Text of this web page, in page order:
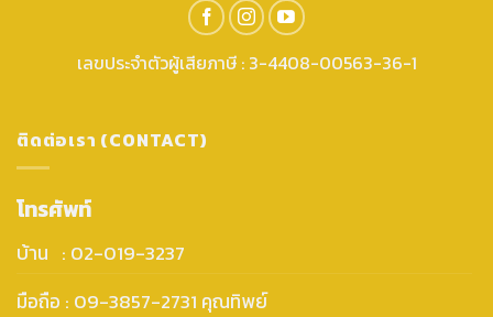
เลขประจำตัวผู้เสียภาษี : 3-4408-00563-36-1
ติดต่อเรา (CONTACT)
โทรศัพท์
บ้าน : 02-019-3237
มือถือ : 09-3857-2731 คุณทิพย์